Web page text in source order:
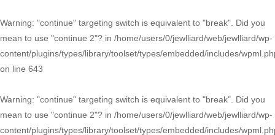
Warning: "continue" targeting switch is equivalent to "break". Did you
mean to use "continue 2"? in /home/users/0/jewlliard/web/jewlliard/wp-
content/plugins/types/library/toolset/types/embedded/includes/
on line 643
Warning: "continue" targeting switch is equivalent to "break". Did you
mean to use "continue 2"? in /home/users/0/jewlliard/web/jewlliard/wp-
content/plugins/types/library/toolset/types/embedded/includes/